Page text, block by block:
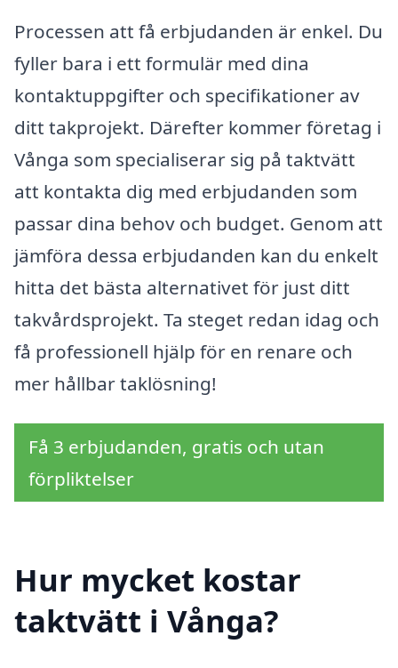
Processen att få erbjudanden är enkel. Du
fyller bara i ett formulär med dina
kontaktuppgifter och specifikationer av
ditt takprojekt. Därefter kommer företag i
Vånga som specialiserar sig på taktvätt
att kontakta dig med erbjudanden som
passar dina behov och budget. Genom att
jämföra dessa erbjudanden kan du enkelt
hitta det bästa alternativet för just ditt
takvårdsprojekt. Ta steget redan idag och
få professionell hjälp för en renare och
mer hållbar taklösning!
Få 3 erbjudanden, gratis och utan
förpliktelser
Hur mycket kostar
taktvätt i Vånga?